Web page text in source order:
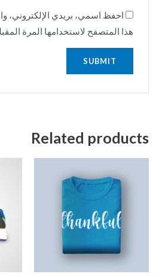
احفظ اسمي، بريدي الإلكتروني،
هذا المتصفح لاستخدامها المرة
Related products